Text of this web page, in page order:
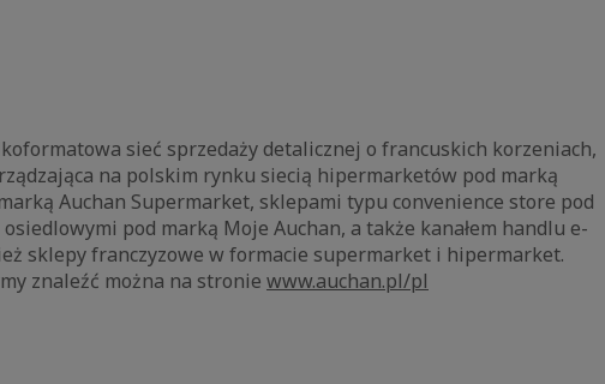
sieć sprzedaży detalicznej o francuskich korzeniach,
na polskim rynku siecią hipermarketów pod marką
Auchan Supermarket, sklepami typu convenience store pod
pod marką Moje Auchan, a także kanałem handlu e-
sklepy franczyzowe w formacie supermarket i hipermarket.
znaleźć można na stronie www.auchan.pl/pl